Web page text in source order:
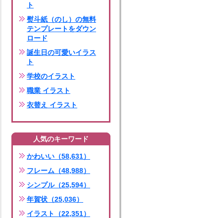
ト
熨斗紙（のし）の無料
テンプレートをダウン
ロード
誕生日の可愛いイラス
ト
学校のイラスト
職業 イラスト
衣替え イラスト
人気のキーワード
かわいい（58,631）
フレーム（48,988）
シンプル（25,594）
年賀状（25,036）
イラスト（22,351）